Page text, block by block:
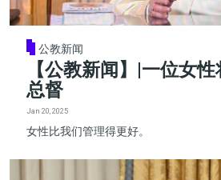
公教新闻
【公教新闻】|一位女
总督
Jan 20, 2025
女性比我们管理得更好。